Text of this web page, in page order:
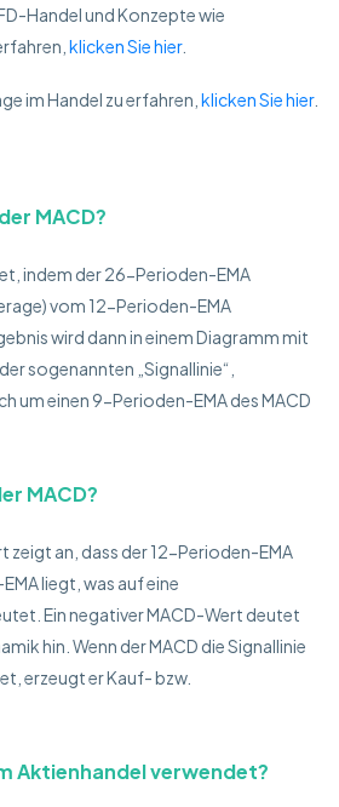
Handel und Konzepte wie
klicken Sie hier.
im Handel zu erfahren, klicken Sie hier.
MACD?
indem der 26-Perioden-EMA
vom 12-Perioden-EMA
wird dann in einem Diagramm mit
sogenannten „Signallinie“,
um einen 9-Perioden-EMA des MACD
MACD?
zeigt an, dass der 12-Perioden-EMA
liegt, was auf eine
Ein negativer MACD-Wert deutet
hin. Wenn der MACD die Signallinie
erzeugt er Kauf- bzw.
Aktienhandel verwendet?